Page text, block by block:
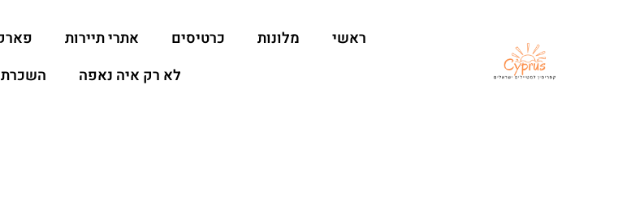
ראשי מלונות כרטיסים אתרי תיירות
לא רק איה נאפה